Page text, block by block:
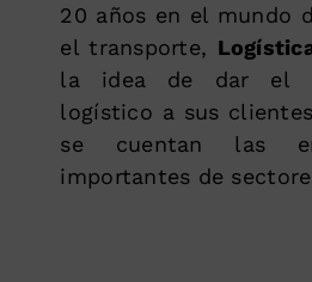
20 años en el mundo
el transporte,
la idea de dar el
logístico a sus
se cuentan las
importantes de